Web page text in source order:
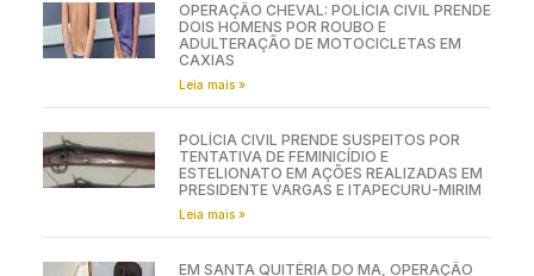
OPERAÇÃO CHEVAL: POLÍCIA CIVIL PRENDE
DOIS HOMENS POR ROUBO E
ADULTERAÇÃO DE MOTOCICLETAS EM
CAXIAS
Leia mais »
POLÍCIA CIVIL PRENDE SUSPEITOS POR
TENTATIVA DE FEMINICÍDIO E
ESTELIONATO EM AÇÕES REALIZADAS EM
PRESIDENTE VARGAS E ITAPECURU-MIRIM
Leia mais »
EM SANTA QUITÉRIA DO MA, OPERAÇÃO